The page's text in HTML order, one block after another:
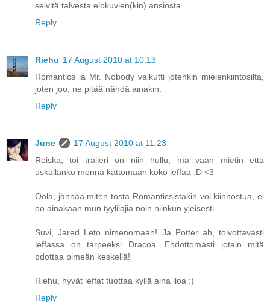
selvitä talvesta elokuvien(kin) ansiosta.
Reply
Riehu 17 August 2010 at 10:13
Romantics ja Mr. Nobody vaikutti jotenkin mielenkiintosilta,
joten joo, ne pitää nähdä ainakin.
Reply
June
17 August 2010 at 11:23
Reiska, toi traileri on niin hullu, mä vaan mietin että
uskallanko mennä kattomaan koko leffaa :D <3
Oola, jännää miten tosta Romanticsistakin voi kiinnostua, ei
oo ainakaan mun tyylilajia noin niinkun yleisesti.
Suvi, Jared Leto nimenomaan! Ja Potter ah, toivottavasti
leffassa on tarpeeksi Dracoa. Ehdottomasti jotain mitä
odottaa pimeän keskellä!
Riehu, hyvät leffat tuottaa kyllä aina iloa :)
Reply